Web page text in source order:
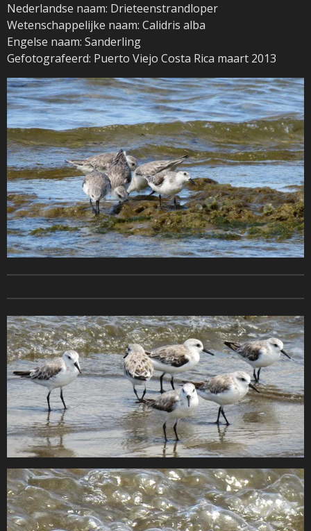
Nederlandse naam: Drieteenstrandloper
Wetenschappelijke naam: Calidris alba
Engelse naam: Sanderling
Gefotografeerd: Puerto Viejo Costa Rica maart 2013